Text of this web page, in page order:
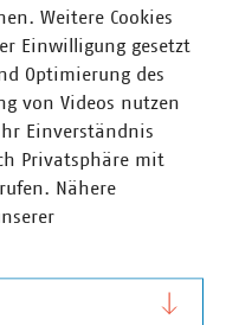
Weitere Cookies
Einwilligung gesetzt
Optimierung des
von Videos nutzen
Einverständnis
Privatsphäre mit
Nähere